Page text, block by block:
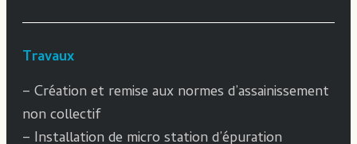
Travaux
– Création et remise aux normes d’assainissement
non collectif
– Installation de micro station d’épuration